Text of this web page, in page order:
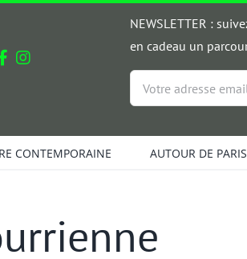
NEWSLETTER :
en cadeau un
Email
*
CONTEMPORAINE AUTOUR DE PARIS